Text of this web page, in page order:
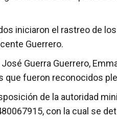
iniciaron el rastreo de
Guerrero.
Guerra Guerrero,
que fueron reconocidos
de la autoridad
con la cual se